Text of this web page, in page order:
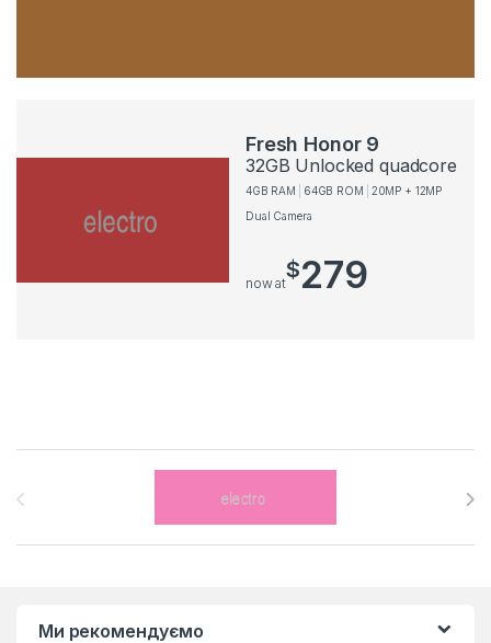
Fresh Honor 9
32GB Unlocked quadcore
4GB RAM 64GB ROM
20MP + 12MP
Dual Camera
now at
$279
Brands Carousel
Ми рекомендуємо